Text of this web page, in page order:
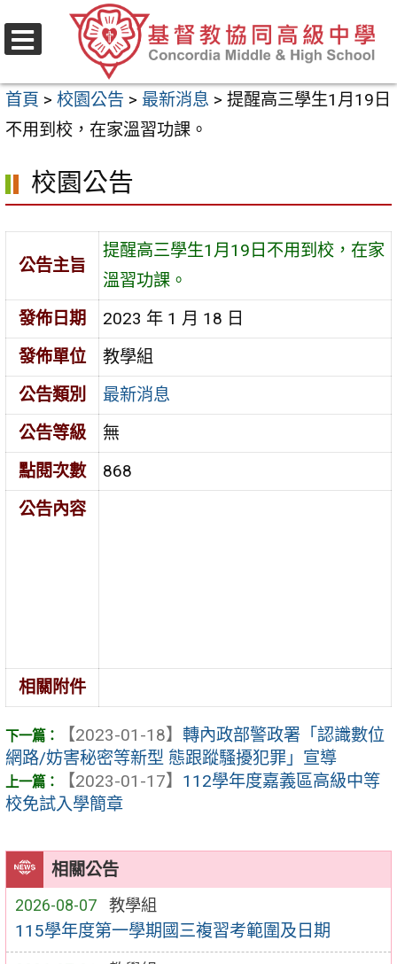
至
要
內
區
首頁 > 校園公告 > 最新消息 > 提醒高三學生1月19日
不用到校，在家溫習功課。
相關公告
2026-08-07 教學組
115學年度第一學期國三複習考範圍及日期
校園公告
公告主旨
提醒高三學生1月19日不用到校，在家
溫習功課。
發佈日期
2023 年 1 月 18 日
發佈單位
教學組
公告類別
最新消息
公告等級
無
點閱次數
868
公告內容
相關附件
【2023-01-18】 轉內政部警政署「認識數位
網路/妨害秘密等新型 態跟蹤騷擾犯罪」宣導
【2023-01-17】 112學年度嘉義區高級中等
校免試入學簡章
選
單